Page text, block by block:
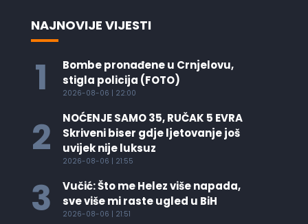
NAJNOVIJE VIJESTI
1
Bombe pronađene u Crnjelovu,
stigla policija (FOTO)
2026-08-06 | 22:00
2
NOĆENJE SAMO 35, RUČAK 5 EVRA
Skriveni biser gdje ljetovanje još
uvijek nije luksuz
2026-08-06 | 21:55
3
Vučić: Što me Helez više napada,
sve više mi raste ugled u BiH
2026-08-06 | 21:51